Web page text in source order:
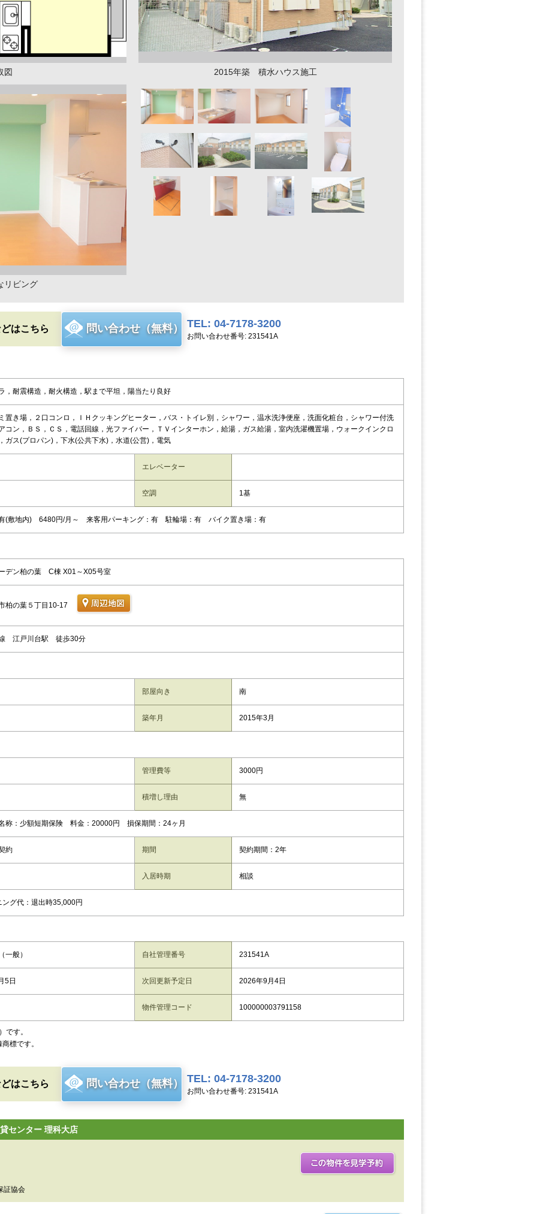
図 2015年築 積水ハウス施工
リビング
はこちら 問い合わせ（無料） TEL: 04-7178-3200
お問い合わせ番号: 231541A
，耐震構造，耐火構造，駅まで平坦，陽当たり良好
置き場，２口コンロ，ＩＨクッキングヒーター，バス・トイレ別，シャワー，温水洗浄便座，洗面化粧台，シャワー付洗
コン，ＢＳ，ＣＳ，電話回線，光ファイバー，ＴＶインターホン，給湯，ガス給湯，室内洗濯機置場，ウォークインクロ
ガス(プロパン)，下水(公共下水)，水道(公営)，電気
エレベーター
空調 1基
(敷地内) 6480円/月～ 来客用パーキング：有 駐輪場：有 バイク置き場：有
デン柏の葉 C棟 X01～X05号室
柏の葉５丁目10-17
江戸川台駅 徒歩30分
部屋向き 南
築年月 2015年3月
管理費等 3000円
積増し理由 無
称：少額短期保険 料金：20000円 損保期間：24ヶ月
約 期間 契約期間：2年
入居時期 相談
ング代：退出時35,000円
一般） 自社管理番号 231541A
5日 次回更新予定日 2026年9月4日
物件管理コード 100000003791158
です。
標です。
はこちら 問い合わせ（無料） TEL: 04-7178-3200
お問い合わせ番号: 231541A
センター 理科大店
証協会